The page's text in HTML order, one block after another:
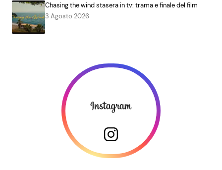
Chasing the wind stasera in tv: trama e finale del film
3 Agosto 2026